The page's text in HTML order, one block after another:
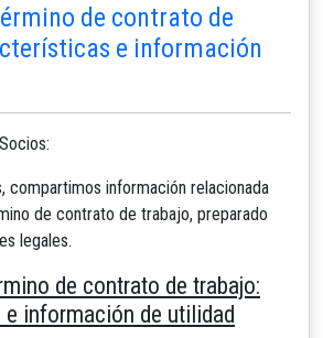
de contrato de
e información
compartimos información relacionada
de contrato de trabajo, preparado
legales.
de contrato de trabajo:
información de utilidad